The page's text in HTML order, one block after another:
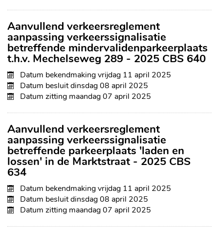
Aanvullend verkeersreglement
aanpassing verkeerssignalisatie
betreffende mindervalidenparkeerplaats
t.h.v. Mechelseweg 289 - 2025 CBS 640
Datum bekendmakingvrijdag 11 april 2025
Datum besluitdinsdag 08 april 2025
Datum zitting maandag 07 april 2025
Aanvullend verkeersreglement
aanpassing verkeerssignalisatie
betreffende parkeerplaats 'laden en
lossen' in de Marktstraat - 2025 CBS
634
Datum bekendmakingvrijdag 11 april 2025
Datum besluitdinsdag 08 april 2025
Datum zitting maandag 07 april 2025